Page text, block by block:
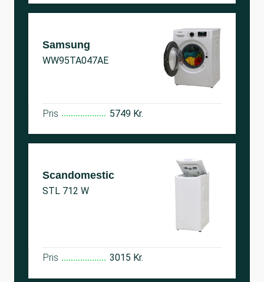
Samsung
WW95TA047AE
Pris 5749 Kr.
Scandomestic
STL 712 W
Pris 3015 Kr.